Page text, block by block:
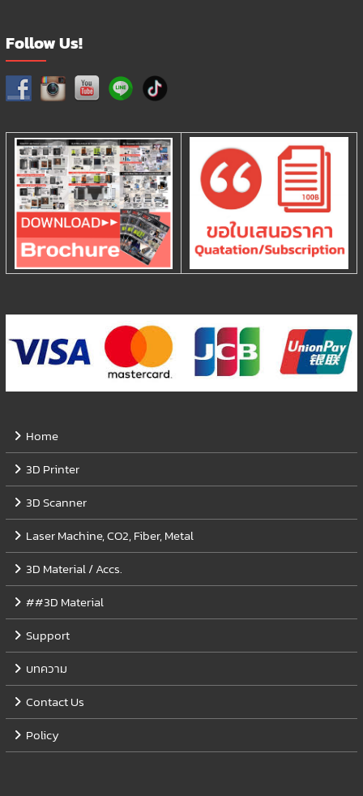
Follow Us!
Home
3D Printer
3D Scanner
Laser Machine, CO2, Fiber, Metal
3D Material / Accs.
##3D Material
Support
บทความ
Contact Us
Policy